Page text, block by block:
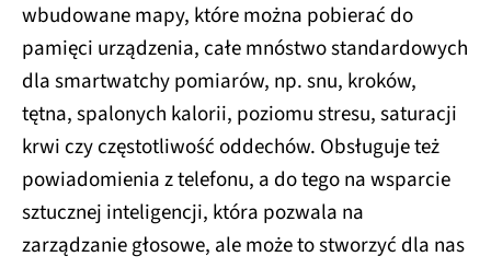
wbudowane mapy, które można pobierać do
pamięci urządzenia, całe mnóstwo standardowych
dla smartwatchy pomiarów, np. snu, kroków,
tętna, spalonych kalorii, poziomu stresu, saturacji
krwi czy częstotliwość oddechów. Obsługuje też
powiadomienia z telefonu, a do tego na wsparcie
sztucznej inteligencji, która pozwala na
zarządzanie głosowe, ale może to stworzyć dla nas